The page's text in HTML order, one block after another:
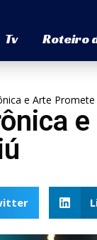
Tv Roteiro
e Arte